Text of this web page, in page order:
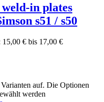
in plates
s51 / s50
15,00 € bis 17,00 €
auf. Die Optionen
werden